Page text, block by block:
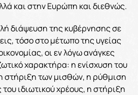
και στην Ευρώπη και διεθνώς.
διάψευση της κυβέρνησης σε
τόσο στο μέτωπο της υγείας
οι εν λόγω ανάγκες
χαρακτήρα: η ενίσχυση του
στήριξη των μισθών, η ρύθμιση
ιδιωτικού χρέους, η στήριξη